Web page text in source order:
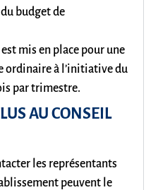
budget de
mis en place pour une
ordinaire à l’initiative du
par trimestre.
AU CONSEIL
les représentants
peuvent le